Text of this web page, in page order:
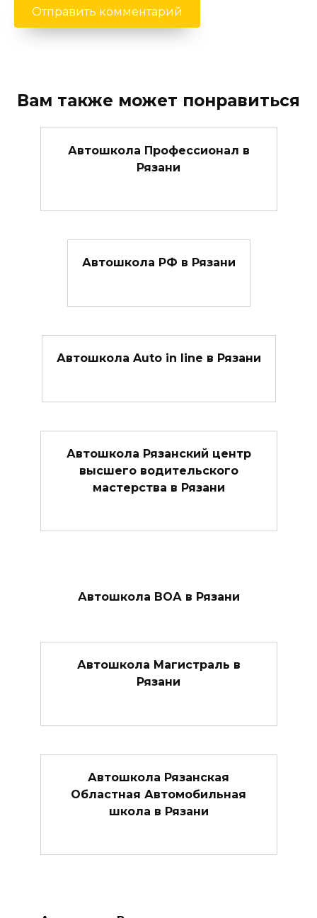
Вам также может понравиться
Автошкола Профессионал в
Рязани
Автошкола РФ в Рязани
Автошкола Auto in line в Рязани
Автошкола Рязанский центр
высшего водительского
мастерства в Рязани
Автошкола ВОА в Рязани
Автошкола Магистраль в
Рязани
Автошкола Рязанская
Областная Автомобильная
школа в Рязани